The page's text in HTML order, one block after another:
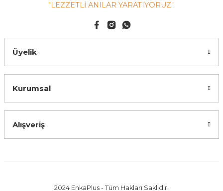
"LEZZETLİ ANILAR YARATIYORUZ."
Üyelik
Kurumsal
Alışveriş
2024 EnkaPlus - Tüm Hakları Saklıdır.